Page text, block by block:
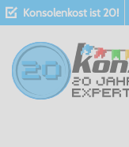
Konsolenkost ist 20!